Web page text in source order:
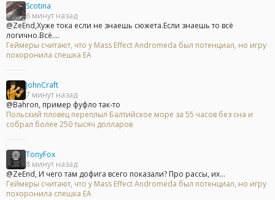
Scotina
6 минут назад
@ZeEnd,Хуже тока если не знаешь сюжета.Если знаешь то всё
логично.Всё....
Геймеры считают, что у Mass Effect Andromeda был потенциал, но игру
похоронила спешка EA
JohnCraft
7 минут назад
@Bahron, пример фуфло так-то
Польский пловец переплыл Балтийское море за 55 часов без сна и
собрал более 250 тысяч долларов
TonyFox
8 минут назад
@ZeEnd, И чего там дофига всего показали? Про рассы, их...
Геймеры считают, что у Mass Effect Andromeda был потенциал, но игру
похоронила спешка EA